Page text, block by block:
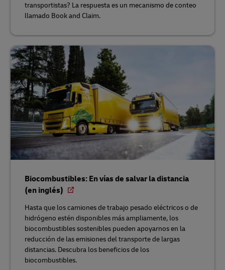
transportistas? La respuesta es un mecanismo de conteo
llamado Book and Claim.
Biocombustibles: En vías de salvar la distancia
(en inglés)
Hasta que los camiones de trabajo pesado eléctricos o de
hidrógeno estén disponibles más ampliamente, los
biocombustibles sostenibles pueden apoyarnos en la
reducción de las emisiones del transporte de largas
distancias. Descubra los beneficios de los
biocombustibles.